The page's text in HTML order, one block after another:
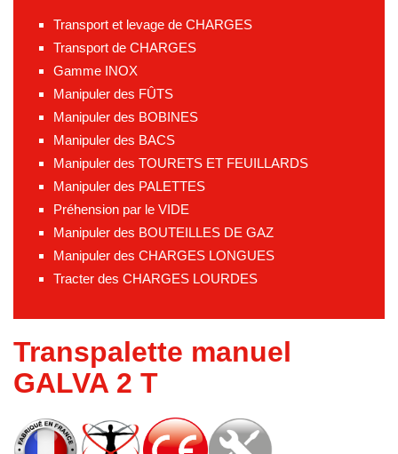
Transport et levage de CHARGES
Transport de CHARGES
Gamme INOX
Manipuler des FÛTS
Manipuler des BOBINES
Manipuler des BACS
Manipuler des TOURETS ET FEUILLARDS
Manipuler des PALETTES
Préhension par le VIDE
Manipuler des BOUTEILLES DE GAZ
Manipuler des CHARGES LONGUES
Tracter des CHARGES LOURDES
Transpalette manuel
GALVA 2 T